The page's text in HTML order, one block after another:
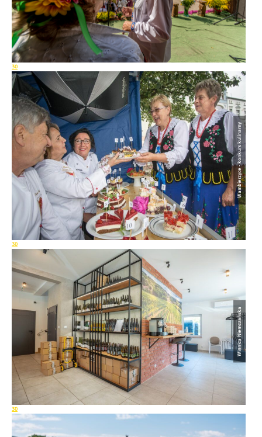
30
Wambierzyce - konkurs kulinarny
30
Winnica Niemczańska
30